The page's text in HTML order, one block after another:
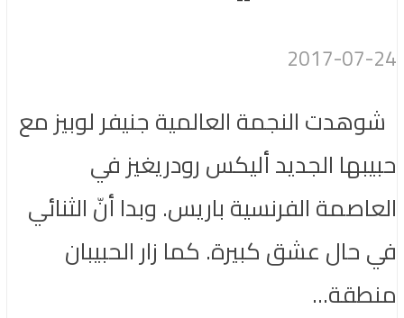
2017-07-24
شوهدت النجمة العالمية جنيفر لوبيز مع
حبيبها الجديد أليكس رودريغيز في
العاصمة الفرنسية باريس. وبدا أنّ الثنائي
في حال عشق كبيرة. كما زار الحبيبان
منطقة...